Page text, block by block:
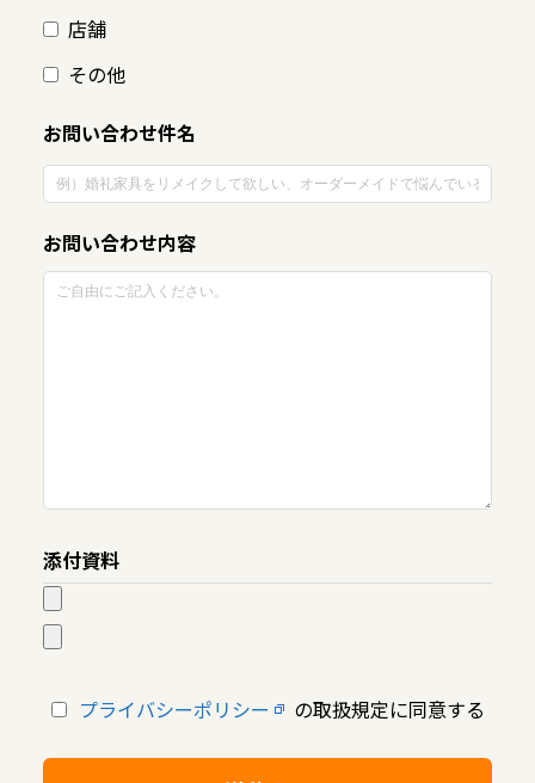
店舗
その他
お問い合わせ件名
お問い合わせ内容
添付資料
プライバシーポリシー の取扱規定に同意する